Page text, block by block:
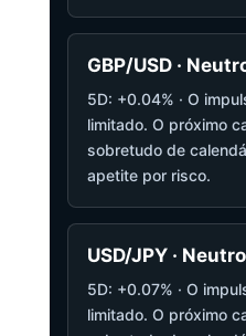
GBP/USD ·
5D: +0.04% · O
limitado. O próximo
sobretudo de
apetite por risco.
USD/JPY · Neutro
5D: +0.07% · O
limitado. O próximo